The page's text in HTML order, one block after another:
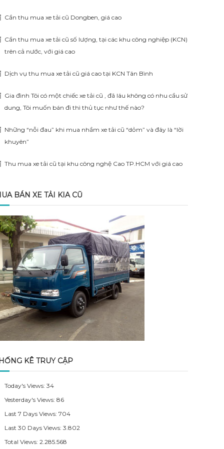
Cần thu mua xe tải cũ Dongben, giá cao
Cần thu mua xe tải cũ số lượng, tại các khu công nghiệp (KCN)
trên cả nước, với giá cao
Dịch vụ thu mua xe tải cũ giá cao tại KCN Tân Bình
Gia đình Tôi có một chiếc xe tải cũ , đã lâu không có nhu cầu sử
dung, Tôi muốn bán đi thì thủ tục như thế nào?
Những “nỗi đau” khi mua nhầm xe tải cũ “dỏm” và đây là “lời
khuyên”
Thu mua xe tải cũ tại khu công nghệ Cao TP.HCM với giá cao
BÁN XE TẢI KIA CŨ
KÊ TRUY CẬP
Today's Views:34
Yesterday's Views:86
Last 7 Days Views:704
Last 30 Days Views:3.802
Total Views:2.285.568